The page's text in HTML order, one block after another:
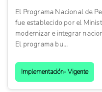
El Programa Nacional de
fue establecido por el
modernizar e integrar
El programa bu...
Implementación- Vigente